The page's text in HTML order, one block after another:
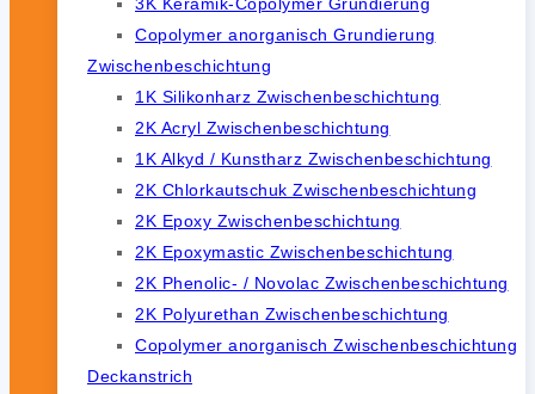
Copolymer anorganisch Grundierung
Zwischenbeschichtung
1K Silikonharz Zwischenbeschichtung
2K Acryl Zwischenbeschichtung
1K Alkyd / Kunstharz Zwischenbeschichtung
2K Chlorkautschuk Zwischenbeschichtung
2K Epoxy Zwischenbeschichtung
2K Epoxymastic Zwischenbeschichtung
2K Phenolic- / Novolac Zwischenbeschichtung
2K Polyurethan Zwischenbeschichtung
Copolymer anorganisch Zwischenbeschichtung
Deckanstrich